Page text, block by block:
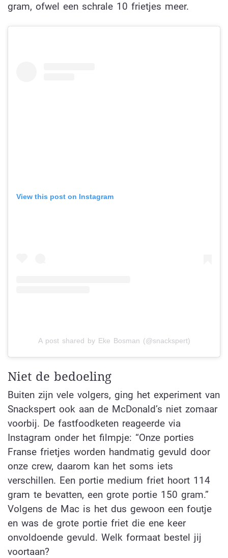
gram, ofwel een schrale 10 frietjes meer.
View this post on Instagram
A post shared by Eke Bosman (@snackspert)
Niet de bedoeling
Buiten zijn vele volgers, ging het experiment van
Snackspert ook aan de McDonald’s niet zomaar
voorbij. De fastfoodketen reageerde via
Instagram onder het filmpje: “Onze porties
Franse frietjes worden handmatig gevuld door
onze crew, daarom kan het soms iets
verschillen. Een portie medium friet hoort 114
gram te bevatten, een grote portie 150 gram.”
Volgens de Mac is het dus gewoon een foutje
en was de grote portie friet die ene keer
onvoldoende gevuld. Welk formaat bestel jij
voortaan?